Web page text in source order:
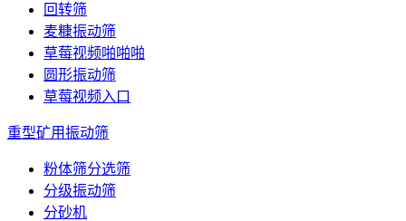
回转筛
麦糠振动筛
草莓视频啪啪啪
圆形振动筛
草莓视频入口
重型矿用振动筛
粉体筛分选筛
分级振动筛
分砂机